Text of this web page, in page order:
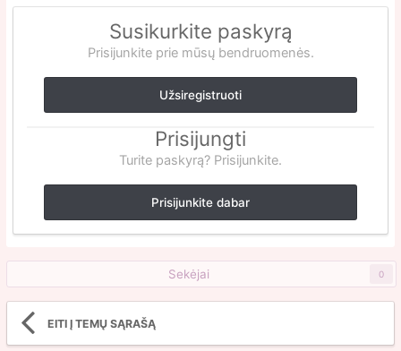
Susikurkite paskyrą
Prisijunkite prie mūsų bendruomenės.
Užsiregistruoti
Prisijungti
Turite paskyrą? Prisijunkite.
Prisijunkite dabar
Sekėjai 0
EITI Į TEMŲ SĄRAŠĄ